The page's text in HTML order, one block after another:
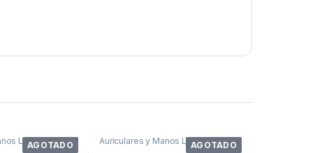
AGOTADO
Libres AGOTADO
Auriculares y Manos Libres